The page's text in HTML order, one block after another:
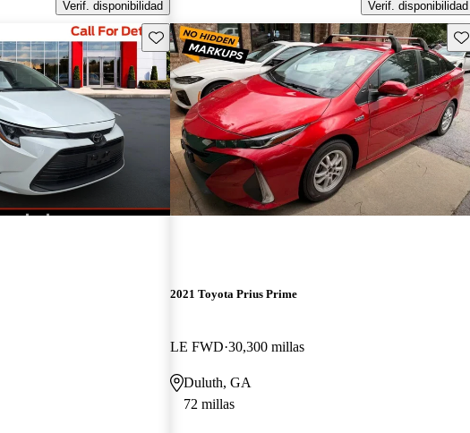
Verif. disponibilidad
Verif. disponibilidad
Guarda este Aviso
2021 Toyota Prius Prime
LE FWD 30,300 millas
Duluth, GA
72 millas